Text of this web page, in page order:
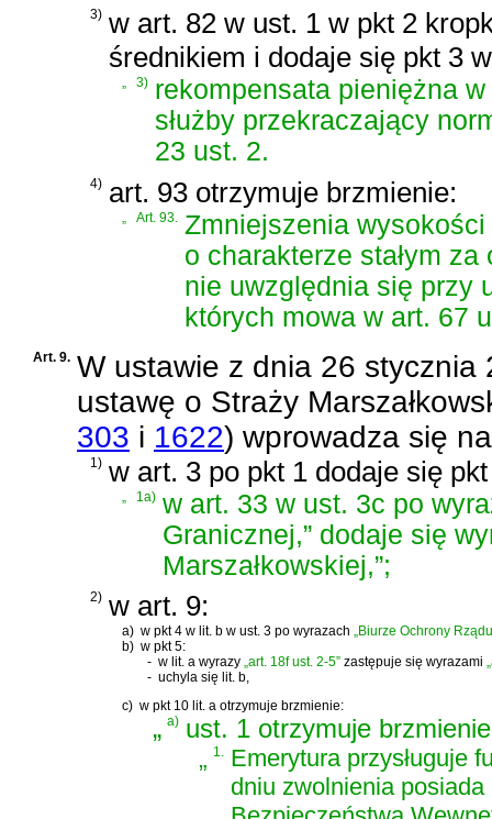
3) w art. 82 w ust. 1 w pkt 2
średnikiem i dodaje się pkt 3
„ 3) rekompensata pieniężna
służby przekraczający
23 ust. 2.
4) art. 93 otrzymuje brzmienie:
Art. 93.
Zmniejszenia
o charakterze stałym
nie uwzględnia się przy
których mowa w art. 67
Art. 9. W ustawie z dnia 26 stycznia
ustawę o Straży
303 i 1622) wprowadza się
1) w art. 3 po pkt 1 dodaje się
„ 1a) w art. 33 w ust. 3c po
Granicznej,” dodaje się
Marszałkowskiej,”;
2) w art. 9:
a) w pkt 4 w lit. b w ust. 3 po wyrazach „Biurze Ochrony
b) w pkt 5:
- w lit. a wyrazy „art. 18f ust. 2-5” zastępuje się wyrazami
- uchyla się lit. b,
c) w pkt 10 lit. a otrzymuje brzmienie:
„a) ust. 1 otrzymuje
„ 1. Emerytura przysługuje
dniu zwolnienia